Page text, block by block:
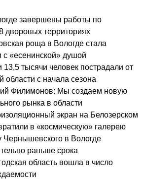
завершены работы по
дворовых территориях
роща в Вологде стала
«есенинской» душой
13,5 тысячи человек пострадали от
области с начала сезона
Филимонов: Мы создаем новую
рынка в области
экран на Белозерском
в «космическую» галерею
Чернышевского в Вологде
раньше срока
область вошла в число